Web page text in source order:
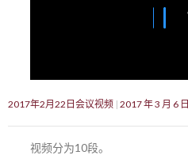
2017年2月22日会议视频 2017 年 3 月 6 日
视频分为10段。